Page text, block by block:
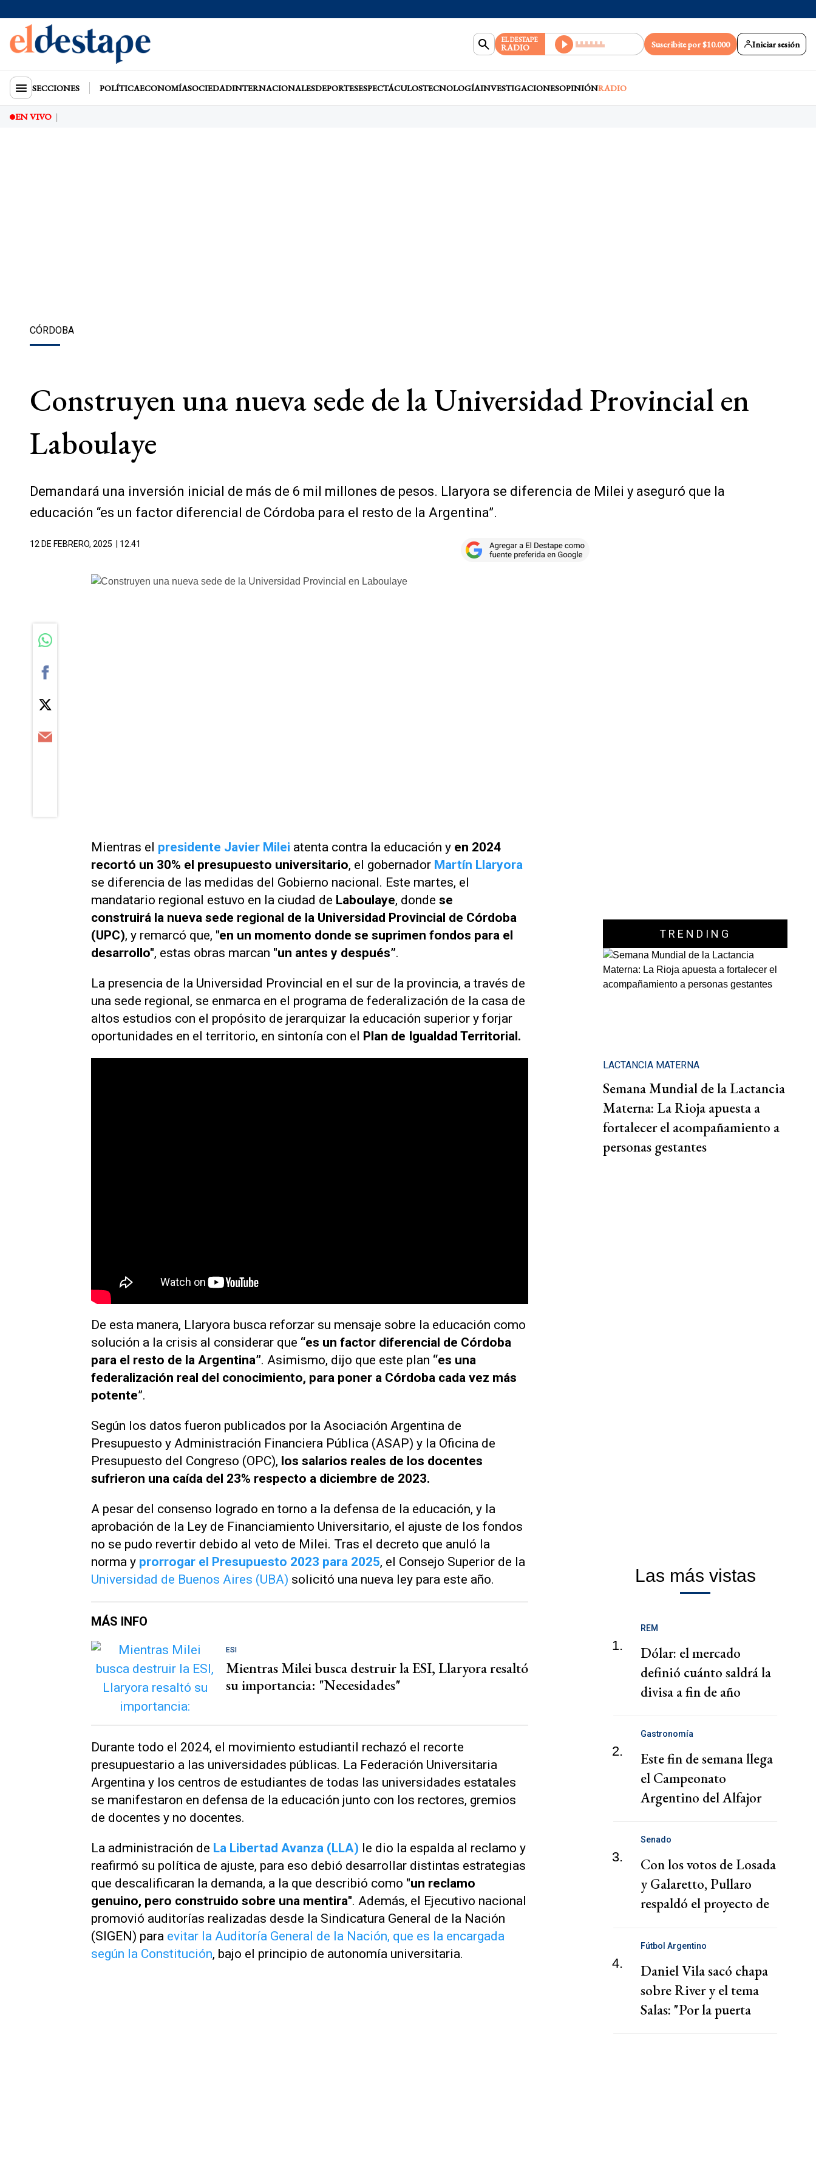
EL DESTAPE
RADIO Suscribite por $10.000 Iniciar sesión
SECCIONES POLÍTICAECONOMÍASOCIEDADINTERNACIONALESDEPORTESESPECTÁCULOSTECNOLOGÍAINVESTIGACIONESOPINIÓNRADIO
EN VIVO
CÓRDOBA
Construyen una nueva sede de la Universidad Provincial en
Laboulaye
Demandará una inversión inicial de más de 6 mil millones de pesos. Llaryora se diferencia de Milei y aseguró que la
educación “es un factor diferencial de Córdoba para el resto de la Argentina”.
12 DE FEBRERO, 2025 | 12.41
Mientras el presidente Javier Milei atenta contra la educación y en 2024
recortó un 30% el presupuesto universitario, el gobernador Martín Llaryora
se diferencia de las medidas del Gobierno nacional. Este martes, el
mandatario regional estuvo en la ciudad de Laboulaye, donde se
construirá la nueva sede regional de la Universidad Provincial de Córdoba
(UPC), y remarcó que, "en un momento donde se suprimen fondos para el
desarrollo", estas obras marcan "un antes y después”.
La presencia de la Universidad Provincial en el sur de la provincia, a través de
una sede regional, se enmarca en el programa de federalización de la casa de
altos estudios con el propósito de jerarquizar la educación superior y forjar
oportunidades en el territorio, en sintonía con el Plan de Igualdad Territorial.
De esta manera, Llaryora busca reforzar su mensaje sobre la educación como
solución a la crisis al considerar que “es un factor diferencial de Córdoba
para el resto de la Argentina”. Asimismo, dijo que este plan “es una
federalización real del conocimiento, para poner a Córdoba cada vez más
potente”.
Según los datos fueron publicados por la Asociación Argentina de
Presupuesto y Administración Financiera Pública (ASAP) y la Oficina de
Presupuesto del Congreso (OPC), los salarios reales de los docentes
sufrieron una caída del 23% respecto a diciembre de 2023.
A pesar del consenso logrado en torno a la defensa de la educación, y la
aprobación de la Ley de Financiamiento Universitario, el ajuste de los fondos
no se pudo revertir debido al veto de Milei. Tras el decreto que anuló la
norma y prorrogar el Presupuesto 2023 para 2025, el Consejo Superior de la
Universidad de Buenos Aires (UBA) solicitó una nueva ley para este año.
MÁS INFO
ESI
Mientras Milei busca destruir la ESI, Llaryora resaltó
su importancia: "Necesidades"
Durante todo el 2024, el movimiento estudiantil rechazó el recorte
presupuestario a las universidades públicas. La Federación Universitaria
Argentina y los centros de estudiantes de todas las universidades estatales
se manifestaron en defensa de la educación junto con los rectores, gremios
de docentes y no docentes.
La administración de La Libertad Avanza (LLA) le dio la espalda al reclamo y
reafirmó su política de ajuste, para eso debió desarrollar distintas estrategias
que descalificaran la demanda, a la que describió como "un reclamo
genuino, pero construido sobre una mentira". Además, el Ejecutivo nacional
promovió auditorías realizadas desde la Sindicatura General de la Nación
(SIGEN) para evitar la Auditoría General de la Nación, que es la encargada
según la Constitución, bajo el principio de autonomía universitaria.
TRENDING
LACTANCIA MATERNA
Semana Mundial de la Lactancia
Materna: La Rioja apuesta a
fortalecer el acompañamiento a
personas gestantes
Las más vistas
1.
REM
Dólar: el mercado
definió cuánto saldrá la
divisa a fin de año
2.
Gastronomía
Este fin de semana llega
el Campeonato
Argentino del Alfajor
3.
Senado
Con los votos de Losada
y Galaretto, Pullaro
respaldó el proyecto de
4.
Fútbol Argentino
Daniel Vila sacó chapa
sobre River y el tema
Salas: "Por la puerta